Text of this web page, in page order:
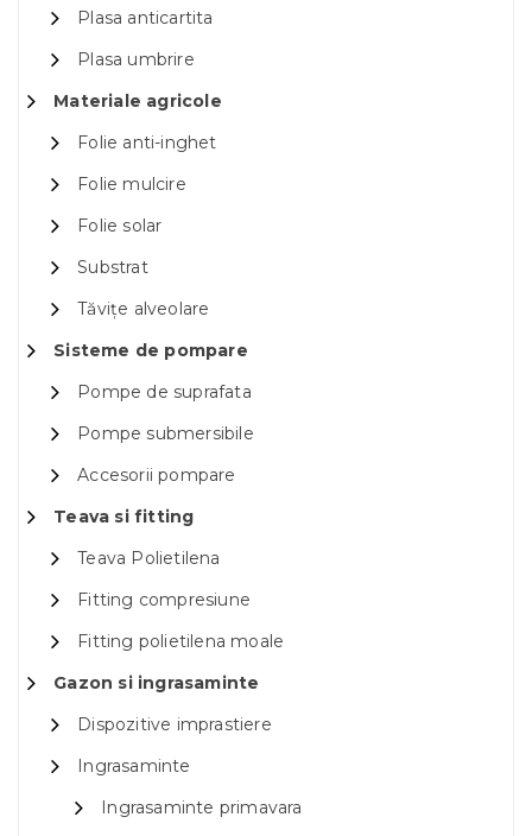
Plasa anticartita
Plasa umbrire
Materiale agricole
Folie anti-inghet
Folie mulcire
Folie solar
Substrat
Tăvițe alveolare
Sisteme de pompare
Pompe de suprafata
Pompe submersibile
Accesorii pompare
Teava si fitting
Teava Polietilena
Fitting compresiune
Fitting polietilena moale
Gazon si ingrasaminte
Dispozitive imprastiere
Ingrasaminte
Ingrasaminte primavara